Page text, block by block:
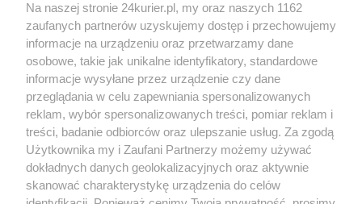
Tramwaje staną na rok
Tramwaje STOP! Nowe tory do korekty
POGODA
23℃
Zobacz prognozę na 3 dni
Na naszej stronie 24kurier.pl, my oraz naszych 1162
zaufanych partnerów uzyskujemy dostęp i przechowujemy
informacje na urządzeniu oraz przetwarzamy dane
osobowe, takie jak unikalne identyfikatory, standardowe
informacje wysyłane przez urządzenie czy dane
przeglądania w celu zapewniania spersonalizowanych
reklam, wybór spersonalizowanych treści, pomiar reklam i
treści, badanie odbiorców oraz ulepszanie usług. Za zgodą
Użytkownika my i Zaufani Partnerzy możemy używać
dokładnych danych geolokalizacyjnych oraz aktywnie
skanować charakterystykę urządzenia do celów